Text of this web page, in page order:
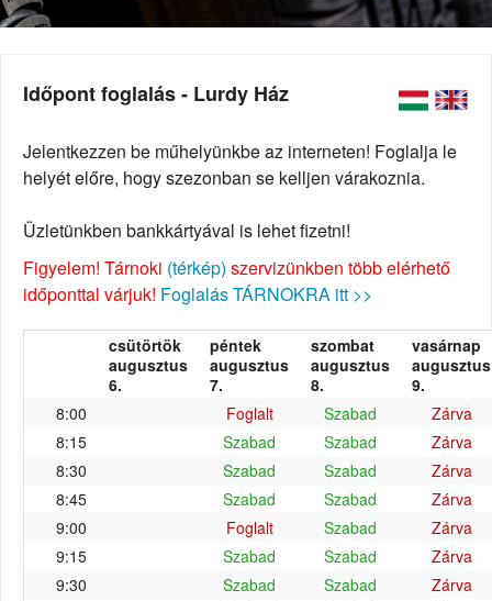
Időpont foglalás - Lurdy Ház
Jelentkezzen be műhelyünkbe az interneten! Foglalja le
helyét előre, hogy szezonban se kelljen várakoznia.
Üzletünkben bankkártyával is lehet fizetni!
Figyelem! Tárnoki (térkép) szervizünkben több elérhető
időponttal várjuk! Foglalás TÁRNOKRA itt >>
csütörtök
augusztus
6.
péntek
augusztus
7.
szombat
augusztus
8.
vasárnap
augusztus
9.
8:00
Foglalt Szabad
Zárva
8:15
Szabad Szabad
Zárva
8:30
Szabad Szabad
Zárva
8:45
Szabad Szabad
Zárva
9:00
Foglalt Szabad
Zárva
9:15
Szabad Szabad
Zárva
9:30
Szabad Szabad
Zárva